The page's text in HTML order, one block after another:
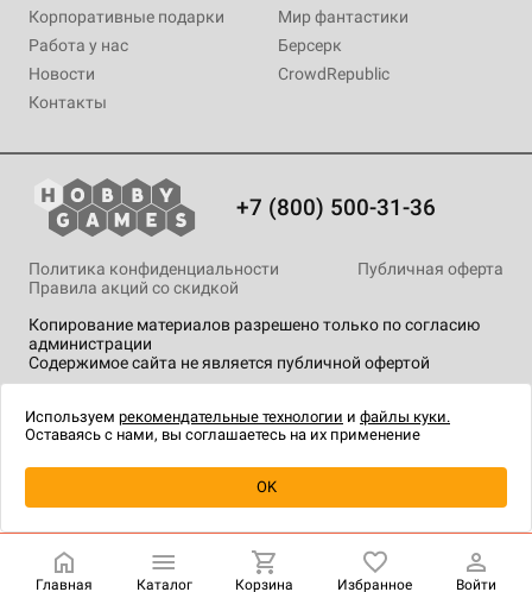
Купить| 1 490 ₽
Корпоративные подарки
Работа у нас
Новости
Контакты
Мир фантастики
Берсерк
CrowdRepublic
+7 (800) 500-31-36
Копирование материалов разрешено только по согласию
администрации
Содержимое сайта не является публичной офертой
Политика конфиденциальности
Публичная оферта
Правила акций со скидкой
технологии.
Главная Каталог Корзина Избранное Войти
Используем рекомендательные технологии и файлы куки.
Оставаясь с нами, вы соглашаетесь на их применение
OK